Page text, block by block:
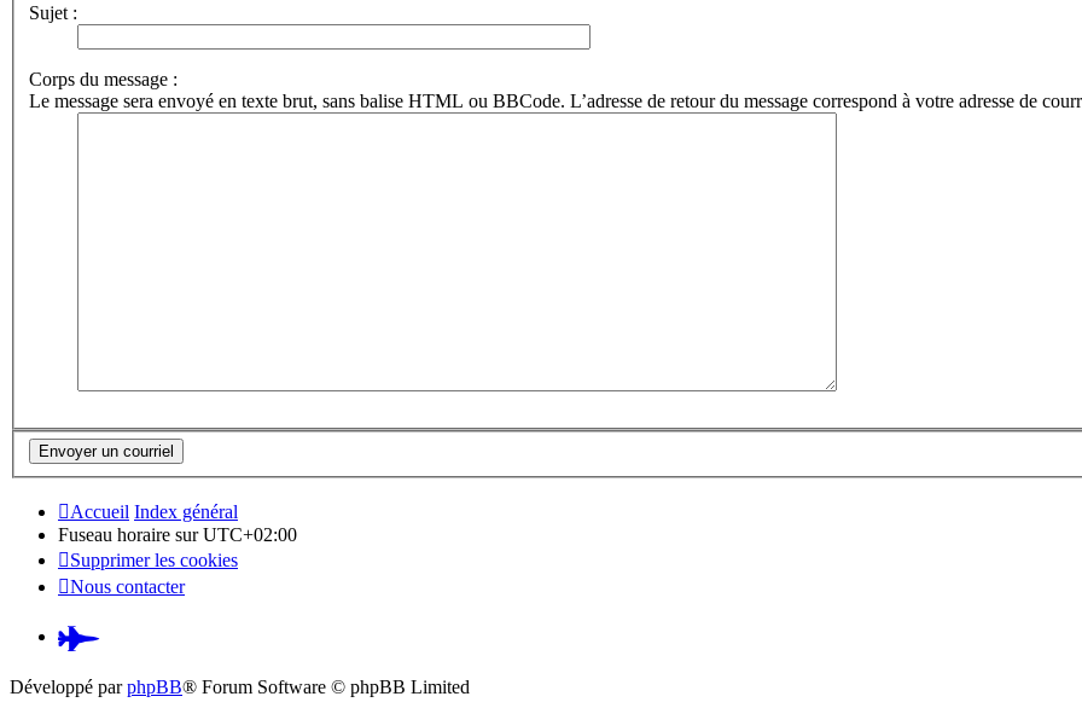
Sujet :
Corps du message :
Le message sera envoyé en texte brut, sans balise HTML ou BBCode. L’adresse de retour du message correspond à votre adresse de
Accueil Index général
Fuseau horaire surUTC+02:00
Supprimer les cookies
Nous contacter
Pardus.at
(S’ouvre
Développé parphpBB® Forum Software © phpBB Limited